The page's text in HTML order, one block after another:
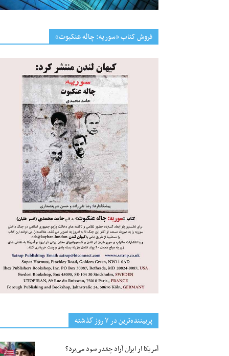
فروش کتاب «سوریه: چاله عنکبوت»
پربیننده‌ترین‌ در ۷ روز گذشته
آمریکا از ایران آزاد چقدر سود می‌برد؟